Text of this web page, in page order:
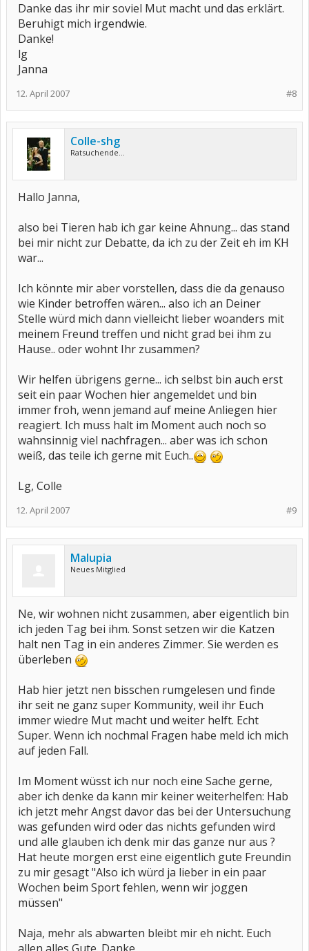
Danke das ihr mir soviel Mut macht und das erklärt.
Beruhigt mich irgendwie.
Danke!
lg
Janna
#8
12. April 2007
Colle-shg
Ratsuchende...
Hallo Janna,
also bei Tieren hab ich gar keine Ahnung... das stand
bei mir nicht zur Debatte, da ich zu der Zeit eh im KH
war...
Ich könnte mir aber vorstellen, dass die da genauso
wie Kinder betroffen wären... also ich an Deiner
Stelle würd mich dann vielleicht lieber woanders mit
meinem Freund treffen und nicht grad bei ihm zu
Hause.. oder wohnt Ihr zusammen?
Wir helfen übrigens gerne... ich selbst bin auch erst
seit ein paar Wochen hier angemeldet und bin
immer froh, wenn jemand auf meine Anliegen hier
reagiert. Ich muss halt im Moment auch noch so
wahnsinnig viel nachfragen... aber was ich schon
weiß, das teile ich gerne mit Euch..
Lg, Colle
#9
12. April 2007
Malupia
Neues Mitglied
Ne, wir wohnen nicht zusammen, aber eigentlich bin
ich jeden Tag bei ihm. Sonst setzen wir die Katzen
halt nen Tag in ein anderes Zimmer. Sie werden es
überleben
Hab hier jetzt nen bisschen rumgelesen und finde
ihr seit ne ganz super Kommunity, weil ihr Euch
immer wiedre Mut macht und weiter helft. Echt
Super. Wenn ich nochmal Fragen habe meld ich mich
auf jeden Fall.
Im Moment wüsst ich nur noch eine Sache gerne,
aber ich denke da kann mir keiner weiterhelfen: Hab
ich jetzt mehr Angst davor das bei der Untersuchung
was gefunden wird oder das nichts gefunden wird
und alle glauben ich denk mir das ganze nur aus ?
Hat heute morgen erst eine eigentlich gute Freundin
zu mir gesagt "Also ich würd ja lieber in ein paar
Wochen beim Sport fehlen, wenn wir joggen
müssen"
Naja, mehr als abwarten bleibt mir eh nicht. Euch